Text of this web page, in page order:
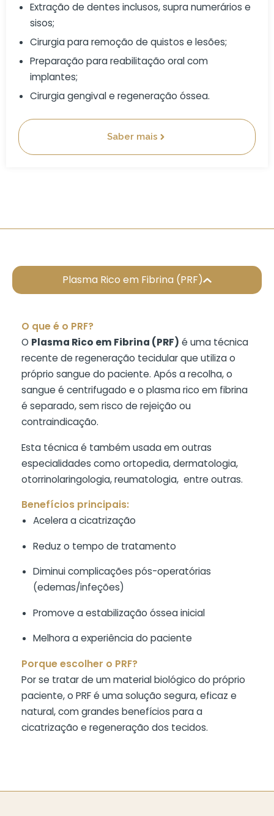
Extração de dentes inclusos, supra numerários e
sisos;
Cirurgia para remoção de quistos e lesões;
Preparação para reabilitação oral com
implantes;
Cirurgia gengival e regeneração óssea.
Saber mais
Plasma Rico em Fibrina (PRF)
O que é o PRF?
O Plasma Rico em Fibrina (PRF) é uma técnica
recente de regeneração tecidular que utiliza o
próprio sangue do paciente. Após a recolha, o
sangue é centrifugado e o plasma rico em fibrina
é separado, sem risco de rejeição ou
contraindicação.
Esta técnica é também usada em outras
especialidades como ortopedia, dermatologia,
otorrinolaringologia, reumatologia, entre outras.
Benefícios principais:
Acelera a cicatrização
Reduz o tempo de tratamento
Diminui complicações pós-operatórias
(edemas/infeções)
Promove a estabilização óssea inicial
Melhora a experiência do paciente
Porque escolher o PRF?
Por se tratar de um material biológico do próprio
paciente, o PRF é uma solução segura, eficaz e
natural, com grandes benefícios para a
cicatrização e regeneração dos tecidos.